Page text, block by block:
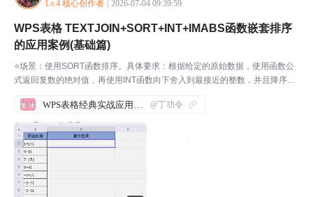
Lv.4 核心创作者 2026-07-04 09:39:59
WPS表格 TEXTJOIN+SORT+INT+IMABS函数嵌套排序
的应用案例(基础篇)
⭐场景：使用SORT函数排序。具体要求：根据给定的原始数据，使用函数公
式返回复数的绝对值，再使用INT函数向下舍入到最接近的整数，并且降序排
内容。如下图所示：我们来实际操作一下，帮...
@丁功令